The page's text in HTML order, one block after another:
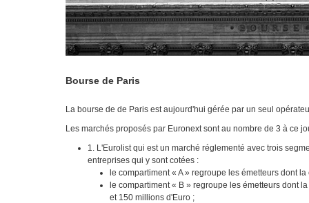
Bourse de Paris
La bourse de de Paris est aujourd'hui gérée par un seul
Les marchés proposés par Euronext sont au nombre de 3 à ce
1. L'Eurolist qui est un marché réglementé avec trois
entreprises qui y sont cotées :
le compartiment « A » regroupe les émetteurs dont
le compartiment « B » regroupe les émetteurs dont
et 150 millions d'Euro ;